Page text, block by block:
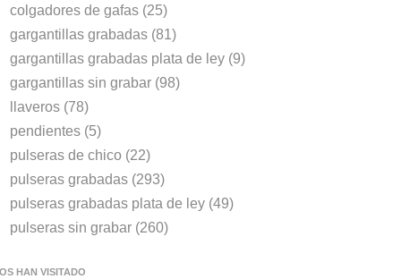
colgadores de gafas (25)
gargantillas grabadas (81)
gargantillas grabadas plata de ley (9)
gargantillas sin grabar (98)
llaveros (78)
pendientes (5)
pulseras de chico (22)
pulseras grabadas (293)
pulseras grabadas plata de ley (49)
pulseras sin grabar (260)
HAN VISITADO